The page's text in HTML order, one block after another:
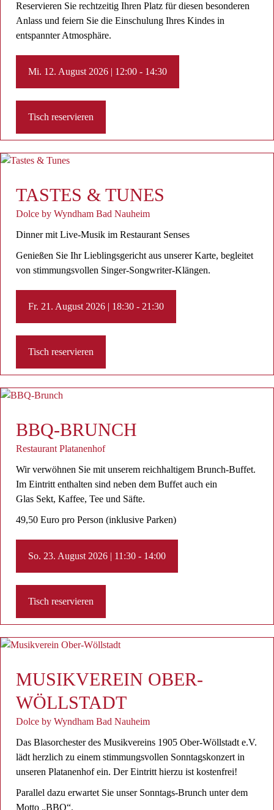
Reservieren Sie rechtzeitig Ihren Platz für diesen besonderen
Anlass und feiern Sie die Einschulung Ihres Kindes in
entspannter Atmosphäre.
Mi. 12. August 2026 | 12:00 - 14:30
Tisch reservieren
TASTES & TUNES
Dolce by Wyndham Bad Nauheim
Dinner mit Live-Musik im Restaurant Senses
Genießen Sie Ihr Lieblingsgericht aus unserer Karte, begleitet
von stimmungsvollen Singer-Songwriter-Klängen.
Fr. 21. August 2026 | 18:30 - 21:30
Tisch reservieren
BBQ-BRUNCH
Restaurant Platanenhof
Wir verwöhnen Sie mit unserem reichhaltigem Brunch-Buffet.
Im Eintritt enthalten sind neben dem Buffet auch ein
Glas Sekt, Kaffee, Tee ​und Säfte.
49,50 Euro pro Person (inklusive Parken)
So. 23. August 2026 | 11:30 - 14:00
Tisch reservieren
MUSIKVEREIN OBER-
WÖLLSTADT
Dolce by Wyndham Bad Nauheim
Das Blasorchester des Musikvereins 1905 Ober-Wöllstadt e.V.
lädt herzlich zu einem stimmungsvollen Sonntagskonzert in
unseren Platanenhof ein. Der Eintritt hierzu ist kostenfrei!
Parallel dazu erwartet Sie unser Sonntags-Brunch unter dem
Motto „BBQ“.